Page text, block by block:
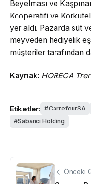
Beyelması ve
Kooperatifi ve
yer aldı. Pazarda süt
meyveden hediyelik
müşteriler tarafından
Kaynak: HORECA
Etiketler: CarrefourSA
Sabancı Holding
Önceki